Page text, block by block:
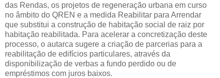
das Rendas, os projetos de regeneração urbana em curso
no âmbito do QREN e a medida Reabilitar para Arrendar
que substitui a construção de habitação social de raiz por
habitação reabilitada. Para acelerar a concretização deste
processo, o autarca sugere a criação de parcerias para a
reabilitação de edifícios particulares, através da
disponibilização de verbas a fundo perdido ou de
empréstimos com juros baixos.